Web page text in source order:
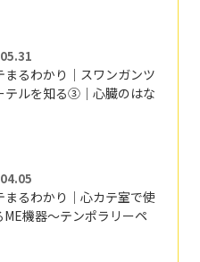
まるわかり｜スワンガンツ
テルを知る③｜心臓のはな
まるわかり｜心カテ室で使
ME機器～テンポラリーペ